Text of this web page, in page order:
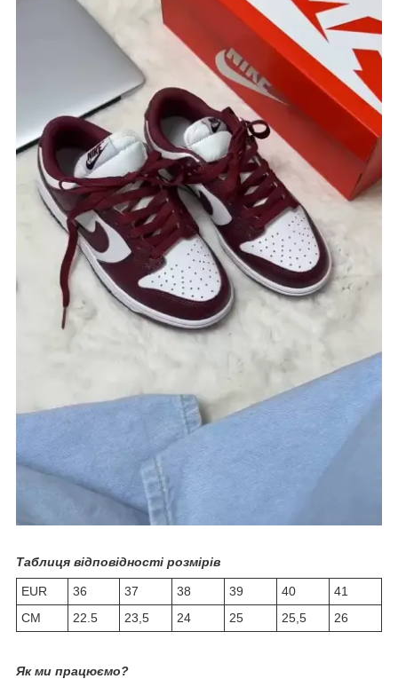
Таблиця відповідності розмірів
EUR 36 37 38 39 40
41
СМ
22.5 23,5 24 25 25,5 26
Як ми працюємо?